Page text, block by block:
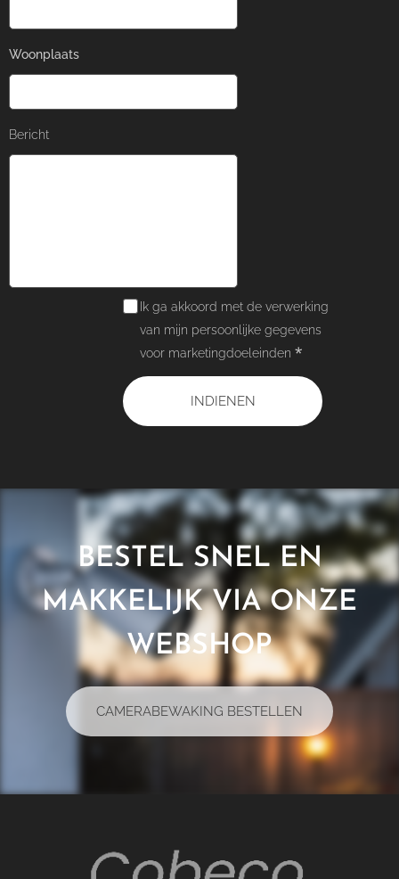
Woonplaats
Bericht
Ik ga akkoord met de verwerking
van mijn persoonlijke gegevens
voor marketingdoeleinden
INDIENEN
BESTEL SNEL EN
MAKKELIJK VIA ONZE
WEBSHOP
CAMERABEWAKING BESTELLEN